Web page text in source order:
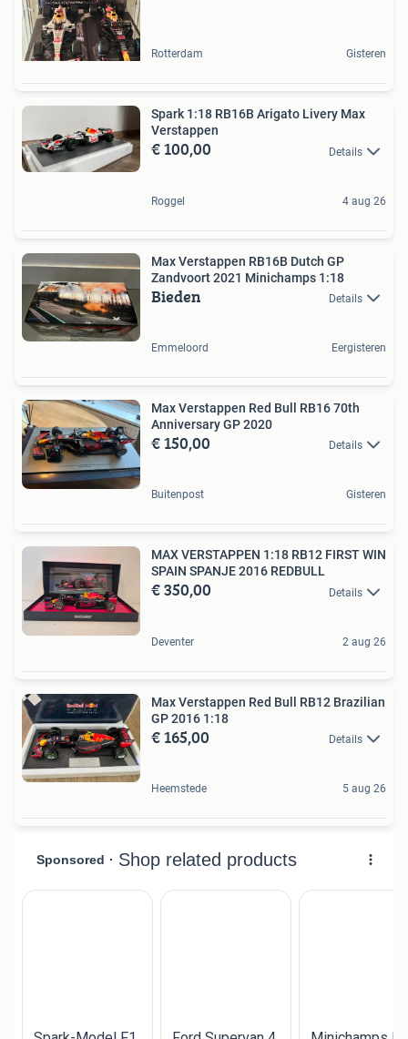
Rotterdam Gisteren
Spark 1:18 RB16B Arigato Livery Max
Verstappen
€ 100,00 Details
Roggel 4 aug 26
Max Verstappen RB16B Dutch GP
Zandvoort 2021 Minichamps 1:18
Bieden Details
Emmeloord Eergisteren
Max Verstappen Red Bull RB16 70th
Anniversary GP 2020
€ 150,00 Details
Buitenpost Gisteren
MAX VERSTAPPEN 1:18 RB12 FIRST WIN
SPAIN SPANJE 2016 REDBULL
€ 350,00 Details
Deventer 2 aug 26
Max Verstappen Red Bull RB12 Brazilian
GP 2016 1:18
€ 165,00 Details
Heemstede 5 aug 26